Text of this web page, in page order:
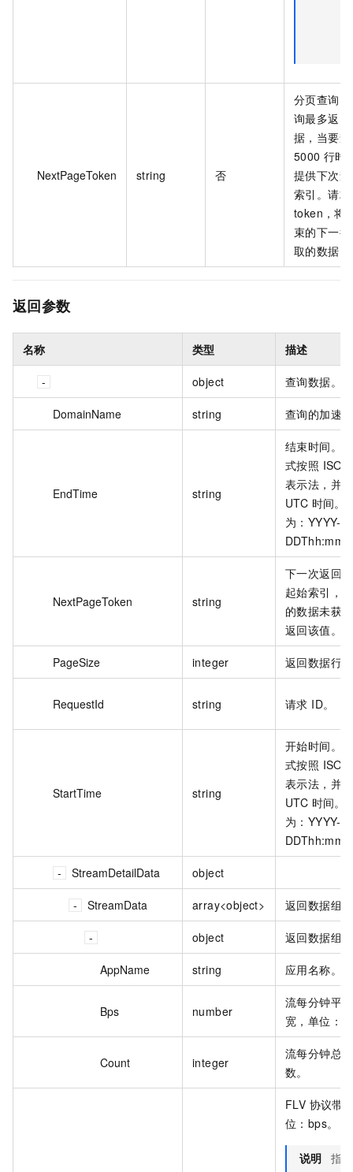
NextPageToken string 否
分页查询
询最多返
据，当要
5000 行时
提供下次
索引。请
token，将
束的下一
取的数据。
返回参数
名称 类型 描述
object 查询数据。
DomainName string 查询的加速
EndTime string
结束时间。
式按照
表示法，并
UTC 时间。
为：YYYY-
NextPageToken string
下一次返回
起始索引，
的数据未获
返回该值。
PageSize integer 返回数据行
RequestId string 请求 ID。
StartTime string
开始时间。
式按照
表示法，并
UTC 时间。
为：YYYY-
StreamDetailData object
StreamData array<object> 返回数据组。
object 返回数据组。
AppName string 应用名称。
Bps number
流每分钟平
宽，单位：
Count integer
流每分钟总
数。
FLV 协议带
位：bps。
说明 指